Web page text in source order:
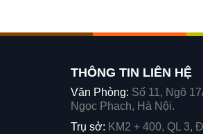
THÔNG TIN LIÊN HỆ
Văn Phòng: Số 11, Ngõ
Ngọc Phach, Hà Nội.
Trụ sở: KM2 + 400, QL 3,